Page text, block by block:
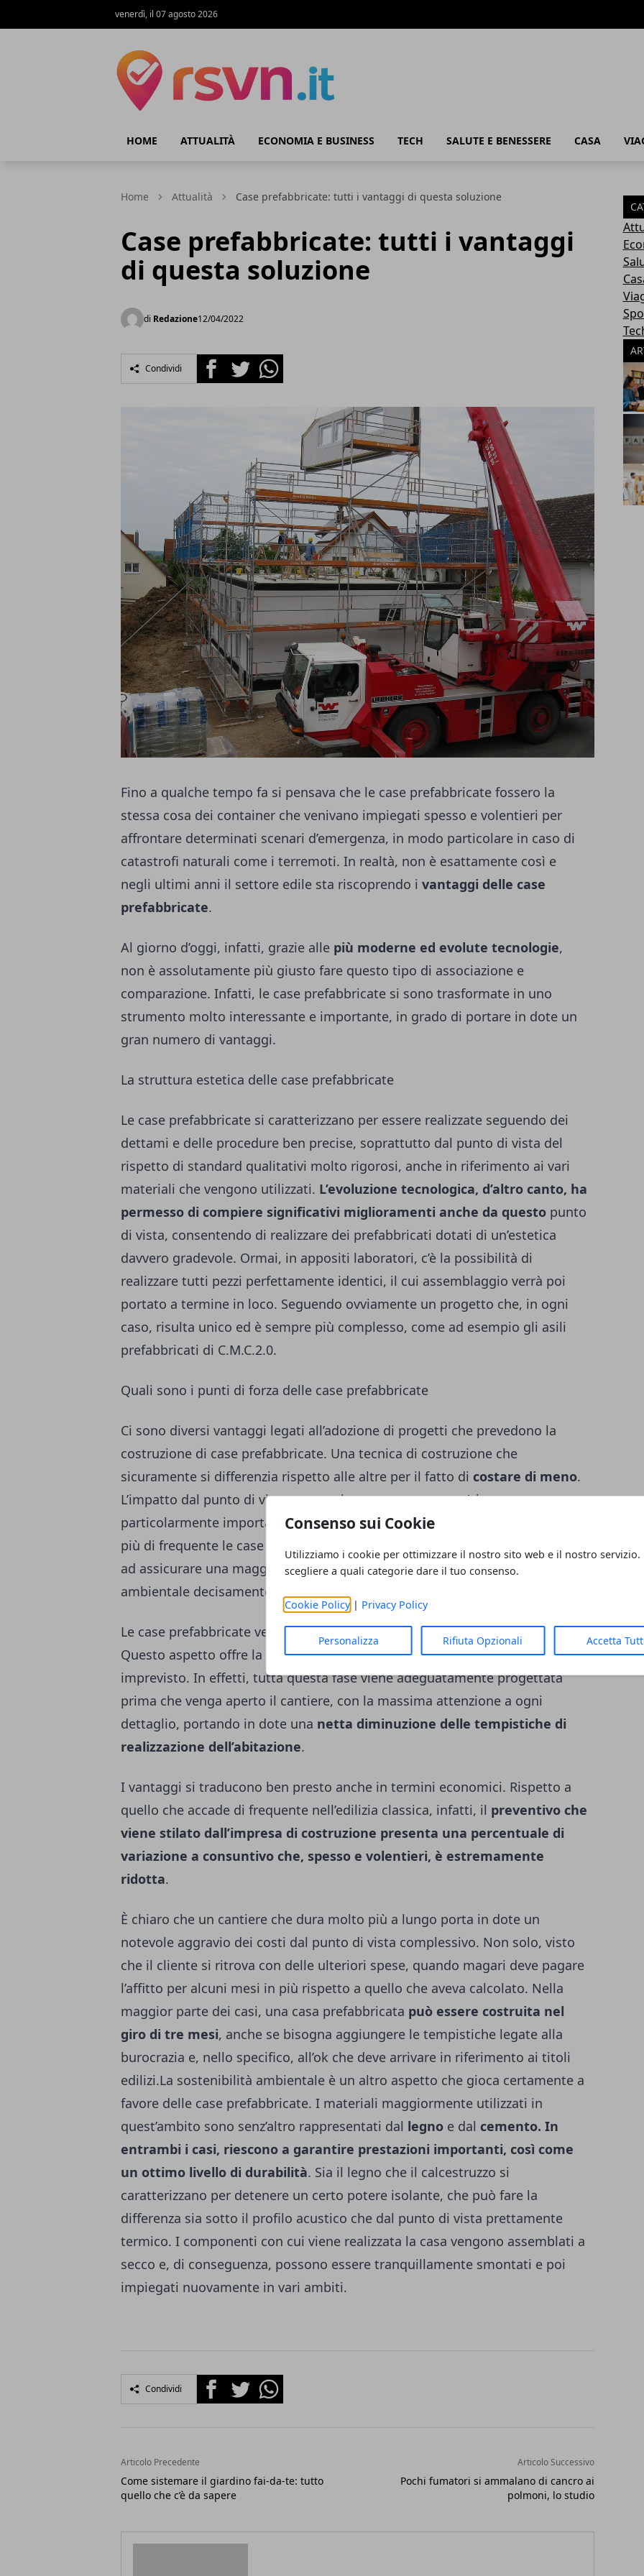
Consenso sui Cookie
Utilizziamo i cookie per ottimizzare il nostro sito web e il nostro servizio.
scegliere a quali categorie dare il tuo consenso.
Cookie Policy| Privacy Policy
Personalizza Rifiuta Opzionali Accetta
venerdì, il 07 agosto 2026
HOME ATTUALITÀ ECONOMIA E BUSINESS TECH SALUTE E BENESSERE CASA
Home Attualità Case prefabbricate: tutti i vantaggi di questa soluzione
Case prefabbricate: tutti i vantaggi
di questa soluzione
di Redazione12/04/2022
Condividi FacebookTwitterWhatsapp
Fino a qualche tempo fa si pensava che le case prefabbricate fossero la
stessa cosa dei container che venivano impiegati spesso e volentieri per
affrontare determinati scenari d’emergenza, in modo particolare in caso di
catastrofi naturali come i terremoti. In realtà, non è esattamente così e
negli ultimi anni il settore edile sta riscoprendo i vantaggi delle case
prefabbricate.
Al giorno d’oggi, infatti, grazie alle più moderne ed evolute tecnologie,
non è assolutamente più giusto fare questo tipo di associazione e
comparazione. Infatti, le case prefabbricate si sono trasformate in uno
strumento molto interessante e importante, in grado di portare in dote un
gran numero di vantaggi.
La struttura estetica delle case prefabbricate
Le case prefabbricate si caratterizzano per essere realizzate seguendo dei
dettami e delle procedure ben precise, soprattutto dal punto di vista del
rispetto di standard qualitativi molto rigorosi, anche in riferimento ai vari
materiali che vengono utilizzati. L’evoluzione tecnologica, d’altro canto, ha
permesso di compiere significativi miglioramenti anche da questo punto
di vista, consentendo di realizzare dei prefabbricati dotati di un’estetica
davvero gradevole. Ormai, in appositi laboratori, c’è la possibilità di
realizzare tutti pezzi perfettamente identici, il cui assemblaggio verrà poi
portato a termine in loco. Seguendo ovviamente un progetto che, in ogni
caso, risulta unico ed è sempre più complesso, come ad esempio gli asili
prefabbricati di C.M.C.2.0.
Quali sono i punti di forza delle case prefabbricate
Ci sono diversi vantaggi legati all’adozione di progetti che prevedono la
costruzione di case prefabbricate. Una tecnica di costruzione che
sicuramente si differenzia rispetto alle altre per il fatto di costare di meno.
L’impatto dal punto di vista economico rappresenta senz’altro un aspetto
particolarmente importante, ma non è l’unico che porta a scegliere sempre
più di frequente le case prefabbricate. Infatti, le case prefabbricate riescono
ad assicurare una maggiore stabilità, durata, salubrità e un impatto
ambientale decisamente più contenuto in confronto ad altre soluzioni.
Le case prefabbricate vengono costruite usando dei componenti seriali.
Questo aspetto offre la possibilità di diminuire in larga misura ogni tipo di
imprevisto. In effetti, tutta questa fase viene adeguatamente progettata
prima che venga aperto il cantiere, con la massima attenzione a ogni
dettaglio, portando in dote una netta diminuzione delle tempistiche di
realizzazione dell’abitazione.
I vantaggi si traducono ben presto anche in termini economici. Rispetto a
quello che accade di frequente nell’edilizia classica, infatti, il preventivo che
viene stilato dall’impresa di costruzione presenta una percentuale di
variazione a consuntivo che, spesso e volentieri, è estremamente
ridotta.
È chiaro che un cantiere che dura molto più a lungo porta in dote un
notevole aggravio dei costi dal punto di vista complessivo. Non solo, visto
che il cliente si ritrova con delle ulteriori spese, quando magari deve pagare
l’affitto per alcuni mesi in più rispetto a quello che aveva calcolato. Nella
maggior parte dei casi, una casa prefabbricata può essere costruita nel
giro di tre mesi, anche se bisogna aggiungere le tempistiche legate alla
burocrazia e, nello specifico, all’ok che deve arrivare in riferimento ai titoli
edilizi.La sostenibilità ambientale è un altro aspetto che gioca certamente a
favore delle case prefabbricate. I materiali maggiormente utilizzati in
quest’ambito sono senz’altro rappresentati dal legno e dal cemento. In
entrambi i casi, riescono a garantire prestazioni importanti, così come
un ottimo livello di durabilità. Sia il legno che il calcestruzzo si
caratterizzano per detenere un certo potere isolante, che può fare la
differenza sia sotto il profilo acustico che dal punto di vista prettamente
termico. I componenti con cui viene realizzata la casa vengono assemblati a
secco e, di conseguenza, possono essere tranquillamente smontati e poi
impiegati nuovamente in vari ambiti.
Condividi FacebookTwitterWhatsapp
Articolo Precedente
Come sistemare il giardino fai-da-te: tutto
quello che c’è da sapere
Articolo Successivo
Pochi fumatori si ammalano di cancro ai
polmoni, lo studio